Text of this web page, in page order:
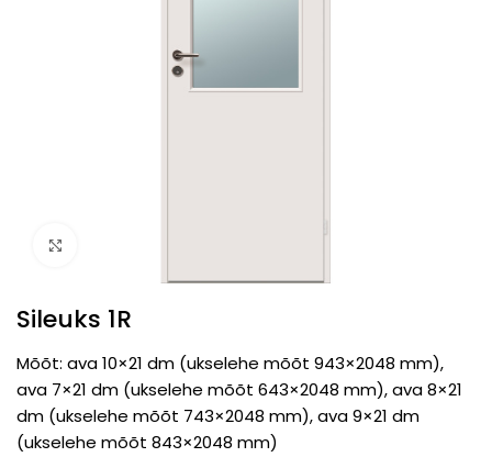
Sileuks 1R
Mõõt: ava 10×21 dm (ukselehe mõõt 943×2048 mm),
ava 7×21 dm (ukselehe mõõt 643×2048 mm), ava 8×21
dm (ukselehe mõõt 743×2048 mm), ava 9×21 dm
(ukselehe mõõt 843×2048 mm)